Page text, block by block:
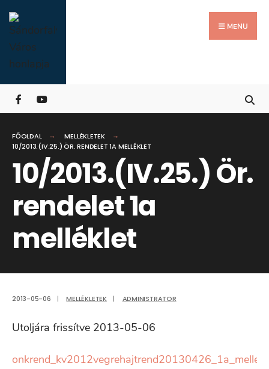
Skip
to
content
MENU
FŐOLDAL
MELLÉKLETEK
10/2013.(IV.25.) ÖR. RENDELET 1A MELLÉKLET
10/2013.(IV.25.) Ör.
rendelet 1a
melléklet
2013-05-06 | MELLÉKLETEK | ADMINISTRATOR
Utoljára frissítve 2013-05-06
for:
Close